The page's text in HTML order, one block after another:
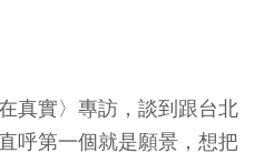
真實〉專訪，談到跟台北
呼第一個就是願景，想把